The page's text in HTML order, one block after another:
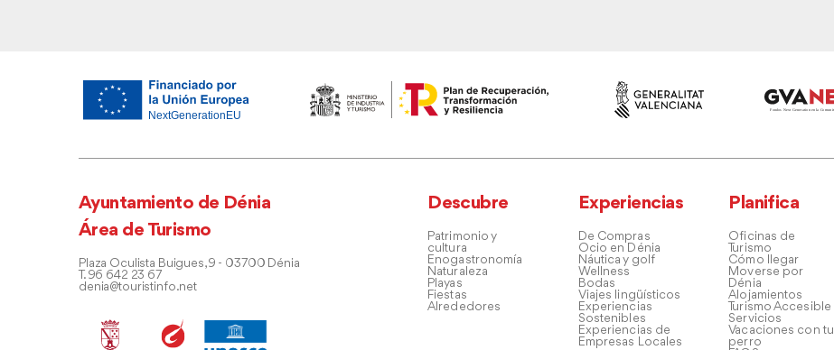
Ayuntamiento de Dénia
Área de Turismo
Plaza Oculista Buigues, 9 - 03700 Dénia
T. 96 642 23 67
denia@touristinfo.net
Descubre
Patrimonio y
cultura
Enogastronomía
Naturaleza
Playas
Fiestas
Alrededores
Experiencias
De Compras
Ocio en Dénia
Náutica y golf
Wellness
Bodas
Viajes lingüísticos
Experiencias
Sostenibles
Experiencias de
Empresas Locales
Planifica
Oficinas de
Turismo
Cómo llegar
Moverse por
Dénia
Alojamientos
Turismo Accesible
Servicios
Vacaciones con tu
perro